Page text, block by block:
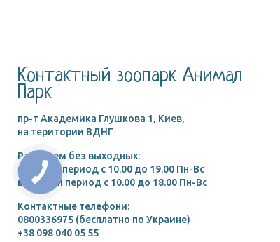
Контактный зоопарк Анимал
Парк
пр-т Академика Глушкова 1, Киев,
на територии ВДНГ
Работаем без выходных:
в летний период c 10.00 до 19.00 Пн-Вс
в зимний период c 10.00 до 18.00 Пн-Вс
Контактные телефони:
0800336975 (бесплатно по Украине)
+38 098 040 05 55